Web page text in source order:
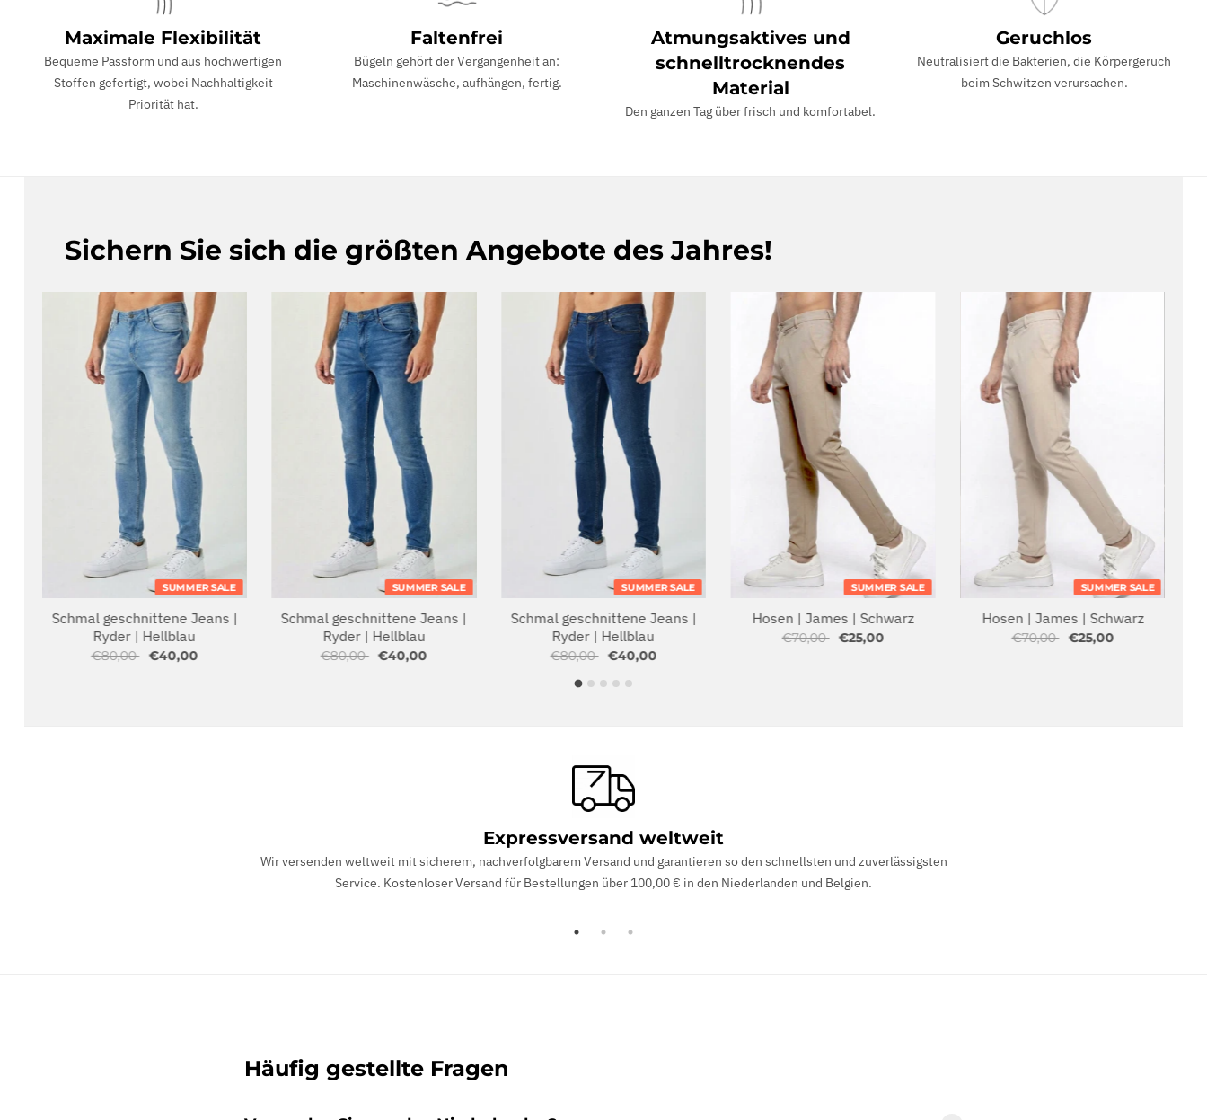
Maximale Flexibilität
Bequeme Passform und aus hochwertigen
Stoffen gefertigt, wobei Nachhaltigkeit
Priorität hat.
Faltenfrei
Bügeln gehört der Vergangenheit an:
Maschinenwäsche, aufhängen, fertig.
Atmungsaktives und
schnelltrocknendes
Material
Den ganzen Tag über frisch und komfortabel.
Geruchlos
Neutralisiert die Bakterien, die Körpergeruch
beim Schwitzen verursachen.
Sichern Sie sich die größten Angebote des Jahres!
SUMMER SALE
Schmal geschnittene Jeans |
Ryder | Hellblau
€80,00 €40,00
SUMMER SALE
Schmal geschnittene Jeans |
Ryder | Hellblau
€80,00 €40,00
SUMMER SALE
Schmal geschnittene Jeans |
Ryder | Hellblau
€80,00 €40,00
SUMMER SALE
Hosen | James | Schwarz
€70,00 €25,00
SUMMER SALE
Hosen | James | Schwarz
€70,00 €25,00
Expressversand weltweit
Wir versenden weltweit mit sicherem, nachverfolgbarem Versand und garantieren so den schnellsten und zuverlässigsten
Service. Kostenloser Versand für Bestellungen über 100,00 € in den Niederlanden und Belgien.
Häufig gestellte Fragen